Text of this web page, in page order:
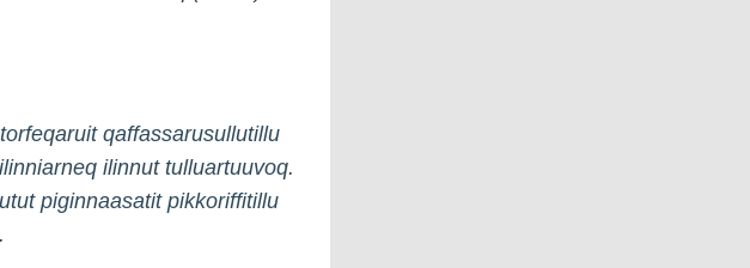
qaffassarusullutillu
ilinnut tulluartuuvoq.
piginnaasatit pikkoriffitillu